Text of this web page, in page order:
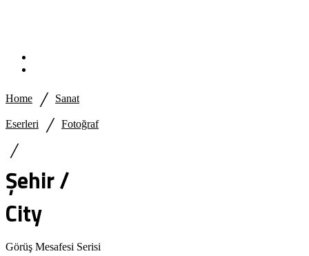
Home / Sanat
Eserleri / Fotoğraf
/
Şehir /
City
Görüş Mesafesi Serisi